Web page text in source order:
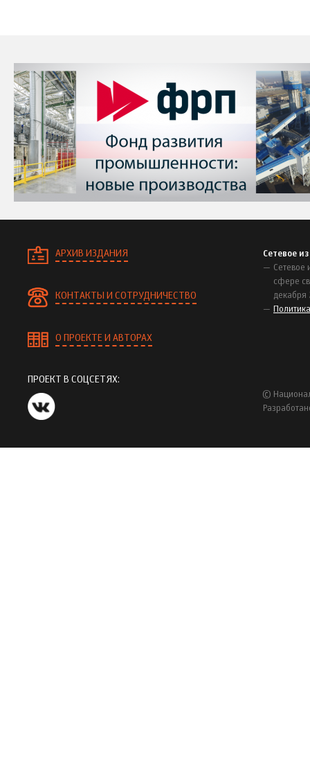
АРХИВ ИЗДАНИЯ
КОНТАКТЫ И СОТРУДНИЧЕСТВО
О ПРОЕКТЕ И АВТОРАХ
Сетевое
Сетевое
сфере
декабря
ПРОЕКТ В СОЦСЕТЯХ:
©